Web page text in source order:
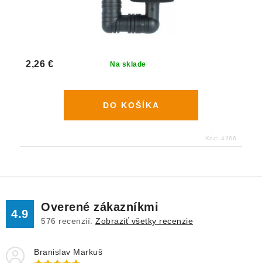
Na sklade
2,26 €
DO KOŠÍKA
Kód: 4266
4.9
Overené zákazníkmi
576 recenzií. Zobraziť všetky recenzie
Branislav Markuš